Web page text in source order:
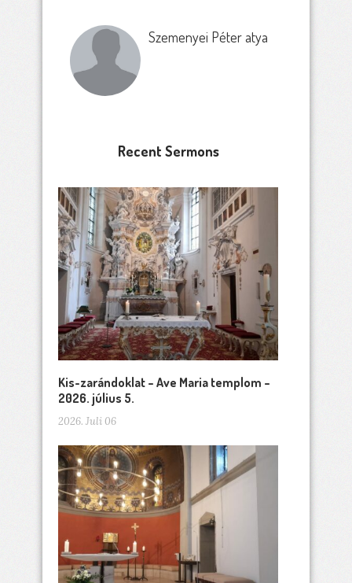
Szemenyei Péter atya
Recent Sermons
Kis-zarándoklat – Ave Maria templom –
2026. július 5.
2026. Juli 06